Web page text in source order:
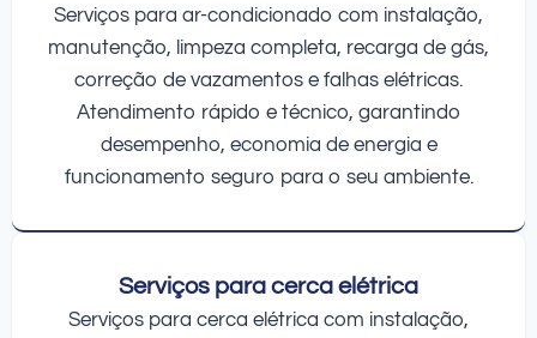
Serviços para ar-condicionado com instalação,
manutenção, limpeza completa, recarga de gás,
correção de vazamentos e falhas elétricas.
Atendimento rápido e técnico, garantindo
desempenho, economia de energia e
funcionamento seguro para o seu ambiente.
Serviços para cerca elétrica
Serviços para cerca elétrica com instalação,